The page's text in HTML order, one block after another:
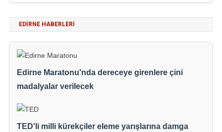
EDIRNE HABERLERI
Edirne Maratonu'nda dereceye girenlere çini
madalyalar verilecek
TED'li milli kürekçiler eleme yarışlarına damga